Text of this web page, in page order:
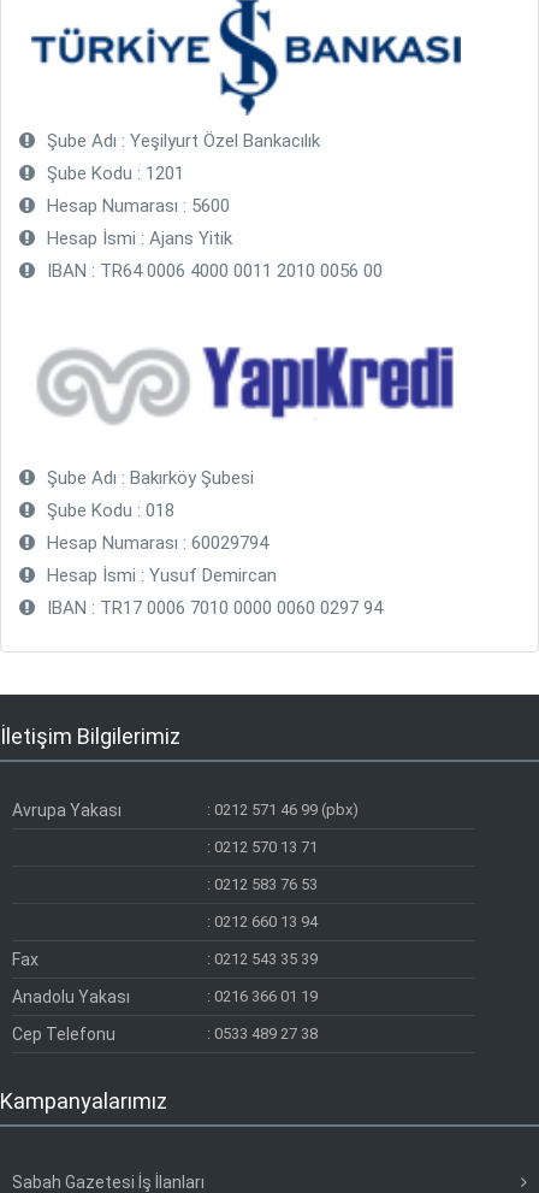
Şube Adı : Yeşilyurt Özel Bankacılık
Şube Kodu : 1201
Hesap Numarası : 5600
Hesap İsmi : Ajans Yitik
IBAN : TR64 0006 4000 0011 2010 0056 00
Şube Adı : Bakırköy Şubesi
Şube Kodu : 018
Hesap Numarası : 60029794
Hesap İsmi : Yusuf Demircan
IBAN : TR17 0006 7010 0000 0060 0297 94
İletişim Bilgilerimiz
Avrupa Yakası : 0212 571 46 99 (pbx)
: 0212 570 13 71
: 0212 583 76 53
: 0212 660 13 94
Fax : 0212 543 35 39
Anadolu Yakası : 0216 366 01 19
Cep Telefonu : 0533 489 27 38
Kampanyalarımız
Sabah Gazetesi İş İlanları